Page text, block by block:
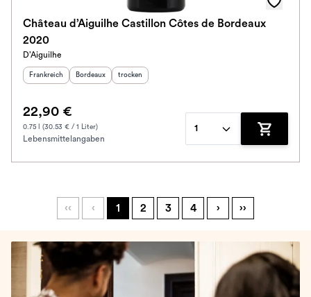
Château d’Aiguilhe Castillon Côtes de Bordeaux
2020
D’Aiguilhe
Herkunftsland
Frankreich Herkunftsregion:
Bordeaux Geschmack
trocken
22,90 €
0.75 l (30.53 € / 1 Liter)
Lebensmittelangaben
1
Zum
‹‹ ‹ 1 2 3 4 › ››